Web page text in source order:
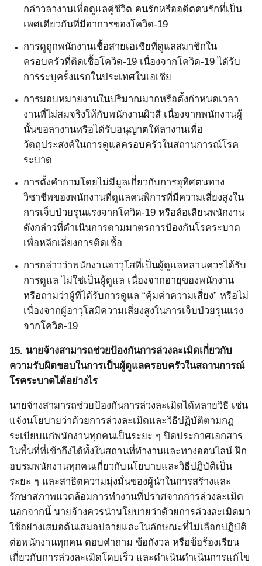
กล่าวลางานเพื่อดูแลคู่ชีวิต คนรักหรืออดีตคนรักที่เป็น
เพศเดียวกันที่มีอาการของโควิด-19
การดูถูกพนักงานเชื้อสายเอเชียที่ดูแลสมาชิกใน
ครอบครัวที่ติดเชื้อโควิด-19 เนื่องจากโควิด-19ได้รับ
การระบุครั้งแรกในประเทศในเอเชีย
การมอบหมายงานในปริมาณมากหรือตั้งกำหนดเวลา
งานที่ไม่สมจริงให้กับพนักงานผิวสี เนื่องจากพนักงานผู้
นั้นขอลางานหรือได้รับอนุญาตให้ลางานเพื่อ
วัตถุประสงค์ในการดูแลครอบครัวในสถานการณ์โรค
ระบาด
การตั้งคำถามโดยไม่มีมูลเกี่ยวกับการอุทิศตนทาง
วิชาชีพของพนักงานที่ดูแลคนพิการที่มีความเสี่ยงสูงใน
การเจ็บป่วยรุนแรงจากโควิด-19 หรือล้อเลียนพนักงาน
ดังกล่าวที่ดำเนินการตามมาตรการป้องกันโรคระบาด
เพื่อหลีกเลี่ยงการติดเชื้อ
การกล่าวว่าพนักงานอาวุโสที่เป็นผู้ดูแลหลานควรได้รับ
การดูแล ไม่ใช่เป็นผู้ดูแล เนื่องจากอายุของพนักงาน
หรือถามว่าผู้ที่ได้รับการดูแล “คุ้มค่าความเสี่ยง” หรือไม่
เนื่องจากผู้อาวุโสมีความเสี่ยงสูงในการเจ็บป่วยรุนแรง
จากโควิด-19
15. นายจ้างสามารถช่วยป้องกันการล่วงละเมิดเกี่ยวกับ
ความรับผิดชอบในการเป็นผู้ดูแลครอบครัวในสถานการณ์
โรคระบาดได้อย่างไร
นายจ้างสามารถช่วยป้องกันการล่วงละเมิดได้หลายวิธี เช่น
แจ้งนโยบายว่าด้วยการล่วงละเมิดและวิธีปฏิบัติตามกฎ
ระเบียบแก่พนักงานทุกคนเป็นระยะ ๆ ปิดประกาศเอกสาร
ในพื้นที่ที่เข้าถึงได้ทั้งในสถานที่ทำงานและทางออนไลน์ ฝึก
อบรมพนักงานทุกคนเกี่ยวกับนโยบายและวิธีปฏิบัติเป็น
ระยะ ๆ และสาธิตความมุ่งมั่นของผู้นำในการสร้างและ
รักษาสภาพแวดล้อมการทำงานที่ปราศจากการล่วงละเมิด
นอกจากนี้ นายจ้างควรนำนโยบายว่าด้วยการล่วงละเมิดมา
ใช้อย่างเสมอต้นเสมอปลายและในลักษณะที่ไม่เลือกปฏิบัติ
ต่อพนักงานทุกคน ตอบคำถาม ข้อกังวล หรือข้อร้องเรียน
เกี่ยวกับการล่วงละเมิดโดยเร็ว และดำเนินดำเนินการแก้ไข